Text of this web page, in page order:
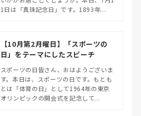
1日は「真珠記念日」です。1893年...
【10月第2月曜日】「スポーツの
日」をテーマにしたスピーチ
スポーツの日皆さん、おはようございま
す。本日は、スポーツの日です。もとも
とは「体育の日」として1964年の東京
オリンピックの開会式を記念して...